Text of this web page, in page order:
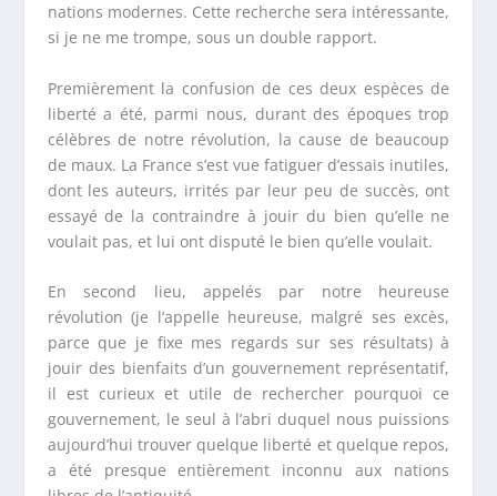
nations modernes. Cette recherche sera intéressante,
si je ne me trompe, sous un double rapport.
Premièrement la confusion de ces deux espèces de
liberté a été, parmi nous, durant des époques trop
célèbres de notre révolution, la cause de beaucoup
de maux. La France s’est vue fatiguer d’essais inutiles,
dont les auteurs, irrités par leur peu de succès, ont
essayé de la contraindre à jouir du bien qu’elle ne
voulait pas, et lui ont disputé le bien qu’elle voulait.
En second lieu, appelés par notre heureuse
révolution (je l’appelle heureuse, malgré ses excès,
parce que je fixe mes regards sur ses résultats) à
jouir des bienfaits d’un gouvernement représentatif,
il est curieux et utile de rechercher pourquoi ce
gouvernement, le seul à l’abri duquel nous puissions
aujourd’hui trouver quelque liberté et quelque repos,
a été presque entièrement inconnu aux nations